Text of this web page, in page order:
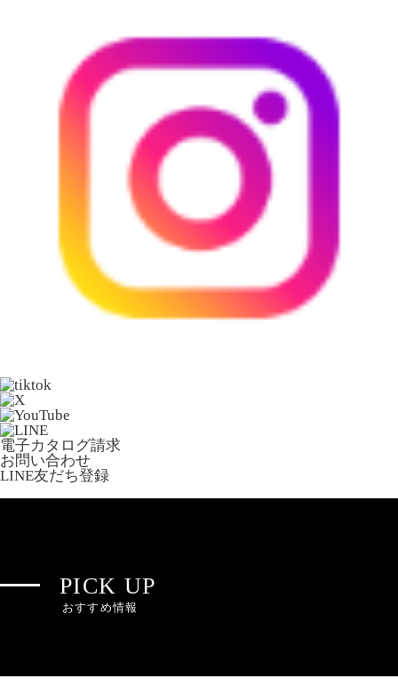
電子カタログ請求
お問い合わせ
LINE友だち登録
PICK UP
おすすめ情報